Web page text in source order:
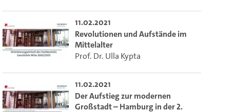
11.02.2021
Revolutionen und Aufstände im
Mittelalter
Prof. Dr. Ulla Kypta
11.02.2021
Der Aufstieg zur modernen
Großstadt – Hamburg in der 2.